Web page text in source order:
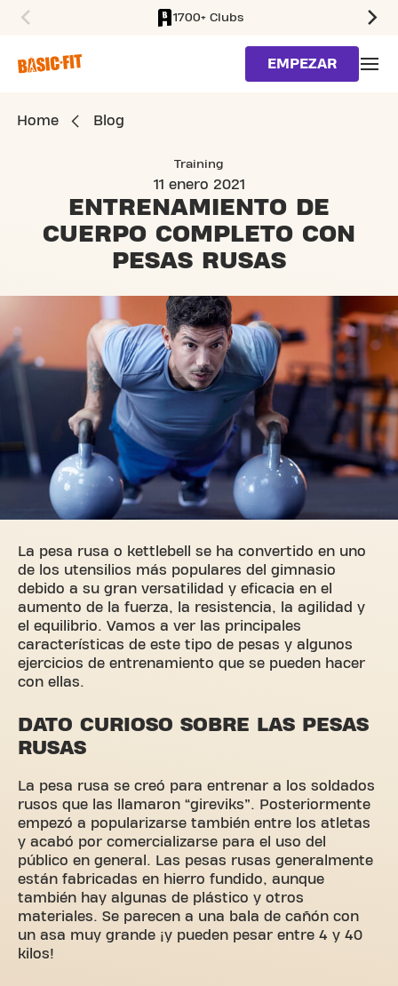
1700+ Clubs
EMPEZAR
Home Blog
Training
11 enero 2021
ENTRENAMIENTO DE
CUERPO COMPLETO CON
PESAS RUSAS
La pesa rusa o kettlebell se ha convertido en uno
de los utensilios más populares del gimnasio
debido a su gran versatilidad y eficacia en el
aumento de la fuerza, la resistencia, la agilidad y
el equilibrio. Vamos a ver las principales
características de este tipo de pesas y algunos
ejercicios de entrenamiento que se pueden hacer
con ellas.
DATO CURIOSO SOBRE LAS PESAS
RUSAS
La pesa rusa se creó para entrenar a los soldados
rusos que las llamaron “gireviks”. Posteriormente
empezó a popularizarse también entre los atletas
y acabó por comercializarse para el uso del
público en general. Las pesas rusas generalmente
están fabricadas en hierro fundido, aunque
también hay algunas de plástico y otros
materiales. Se parecen a una bala de cañón con
un asa muy grande ¡y pueden pesar entre 4 y 40
kilos!